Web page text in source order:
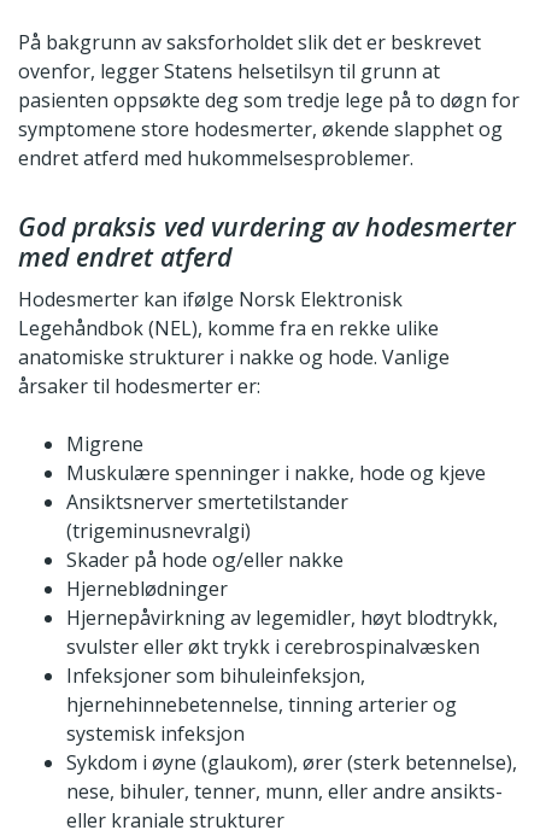
På bakgrunn av saksforholdet slik det er beskrevet
ovenfor, legger Statens helsetilsyn til grunn at
pasienten oppsøkte deg som tredje lege på to døgn for
symptomene store hodesmerter, økende slapphet og
endret atferd med hukommelsesproblemer.
God praksis ved vurdering av hodesmerter
med endret atferd
Hodesmerter kan ifølge Norsk Elektronisk
Legehåndbok (NEL), komme fra en rekke ulike
anatomiske strukturer i nakke og hode. Vanlige
årsaker til hodesmerter er:
Migrene
Muskulære spenninger i nakke, hode og kjeve
Ansiktsnerver smertetilstander
(trigeminusnevralgi)
Skader på hode og/eller nakke
Hjerneblødninger
Hjernepåvirkning av legemidler, høyt blodtrykk,
svulster eller økt trykk i cerebrospinalvæsken
Infeksjoner som bihuleinfeksjon,
hjernehinnebetennelse, tinning arterier og
systemisk infeksjon
Sykdom i øyne (glaukom), ører (sterk betennelse),
nese, bihuler, tenner, munn, eller andre ansikts-
eller kraniale strukturer